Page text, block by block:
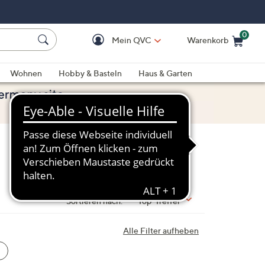
Mein QVC Warenkorb
0
Wohnen Hobby & Basteln
Haus & Garten
Sortieren nach: Top-Treffer
Alle Filter aufheben